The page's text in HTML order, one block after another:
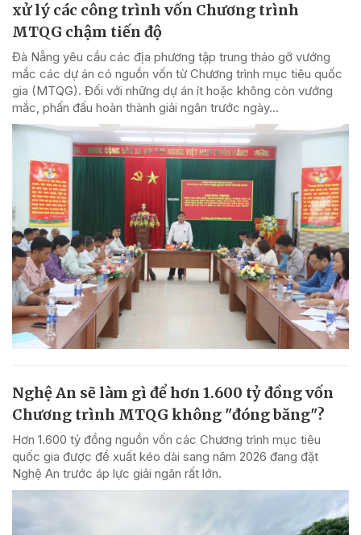
xử lý các công trình vốn Chương trình
MTQG chậm tiến độ
Đà Nẵng yêu cầu các địa phương tập trung tháo gỡ vướng
mắc các dự án có nguồn vốn từ Chương trình mục tiêu quốc
gia (MTQG). Đối với những dự án ít hoặc không còn vướng
mắc, phấn đấu hoàn thành giải ngân trước ngày...
Nghệ An sẽ làm gì để hơn 1.600 tỷ đồng vốn
Chương trình MTQG không "đóng băng"?
Hơn 1.600 tỷ đồng nguồn vốn các Chương trình mục tiêu
quốc gia được đề xuất kéo dài sang năm 2026 đang đặt
Nghệ An trước áp lực giải ngân rất lớn.